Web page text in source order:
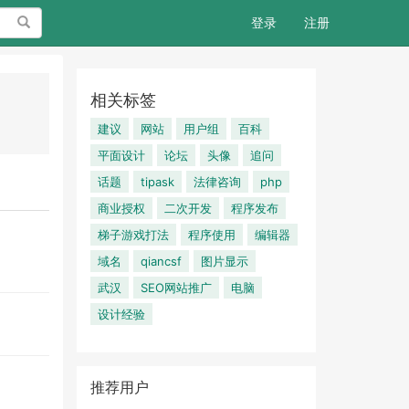
搜索 登录 注册
相关标签
建议 网站 用户组
百科
平面设计
论坛 头像
追问
话题
tipask 法律咨询
php
商业授权
二次开发
程序发布
梯子游戏打法
程序使用
编辑器
域名
qiancsf
图片显示
武汉
SEO网站推广
电脑
设计经验
推荐用户